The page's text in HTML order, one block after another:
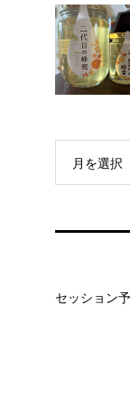
月を選択
セッション